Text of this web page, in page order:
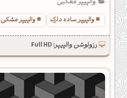
والپیپر ساده دارک
والپیپر مشکی
رزولوشن والپیپر: Full HD